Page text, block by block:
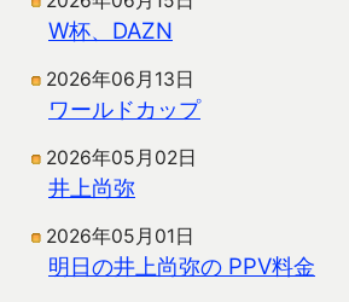
W杯、DAZN
2026年06月13日
ワールドカップ
2026年05月02日
井上尚弥
2026年05月01日
明日の井上尚弥の PPV料金